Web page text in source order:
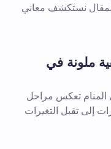
المقال نستكشف معاني
ملونة في
المنام تعكس مراحل
إلى تقبل التغيرات